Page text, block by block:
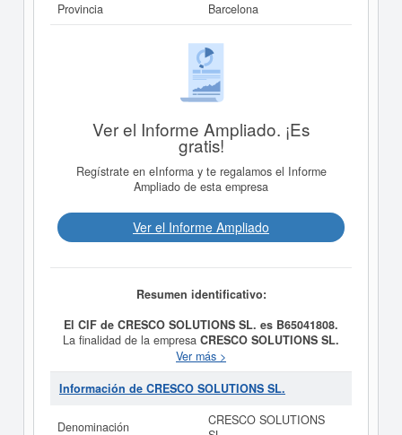
Provincia
Barcelona
Ver el Informe Ampliado. ¡Es
gratis!
Regístrate en eInforma y te regalamos el Informe
Ampliado de esta empresa
Ver el Informe Ampliado
Resumen identificativo:
El CIF de CRESCO SOLUTIONS SL. es B65041808.
La finalidad de la empresa CRESCO SOLUTIONS SL.
es ADQUISICION, ENAJENACION, ADMINISTRACION,
EXPLOTACION POR CUALQUIER TITULO DE
VIVIENDAS, EDIFICIOS, LOCALES, NAVES
BIENES INMUEBLES, REFORMA DE LOS MISMOS.
ETC. y fue constituida el 05/02/2009. Se clasifica en el
Ver más >
Información de CRESCO SOLUTIONS SL.
Denominación
CRESCO SOLUTIONS